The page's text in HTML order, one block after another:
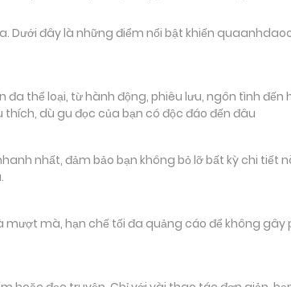
Dưới đây là những điểm nổi bật khiến
thể loại, từ hành động, phiêu lưu, ngôn tình đến
dù gu đọc của bạn có độc đáo đến đâu
nhất, đảm bảo bạn không bỏ lỡ bất kỳ chi tiết
mà, hạn chế tối đa quảng cáo để không gây